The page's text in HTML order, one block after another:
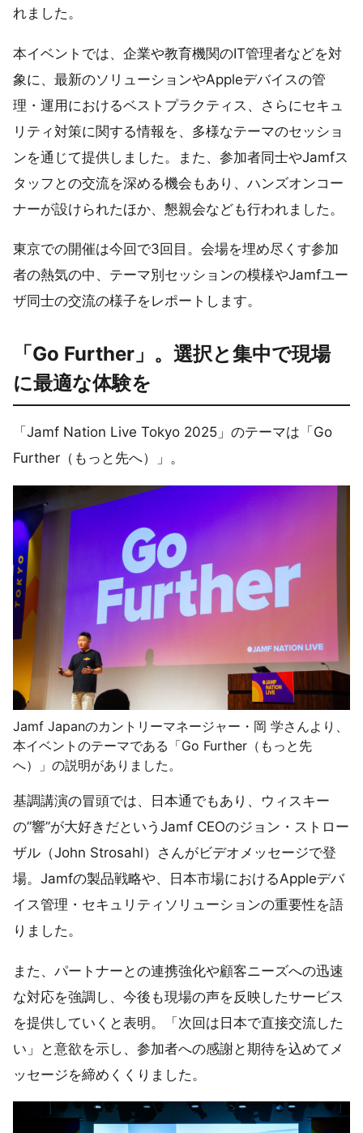
れました。
本イベントでは、企業や教育機関のIT管理者などを対
象に、最新のソリューションやAppleデバイスの管
理・運用におけるベストプラクティス、さらにセキュ
リティ対策に関する情報を、多様なテーマのセッショ
ンを通じて提供しました。また、参加者同士やJamfス
タッフとの交流を深める機会もあり、ハンズオンコー
ナーが設けられたほか、懇親会なども行われました。
東京での開催は今回で3回目。会場を埋め尽くす参加
者の熱気の中、テーマ別セッションの模様やJamfユー
ザ同士の交流の様子をレポートします。
「Go Further」。選択と集中で現場
に最適な体験を
「Jamf Nation Live Tokyo 2025」のテーマは「Go
Further（もっと先へ）」。
Jamf Japanのカントリーマネージャー・岡 学さんより、
本イベントのテーマである「Go Further（もっと先
へ）」の説明がありました。
基調講演の冒頭では、日本通でもあり、ウィスキー
の”響”が大好きだというJamf CEOのジョン・ストロー
ザル（John Strosahl）さんがビデオメッセージで登
場。Jamfの製品戦略や、日本市場におけるAppleデバ
イス管理・セキュリティソリューションの重要性を語
りました。
また、パートナーとの連携強化や顧客ニーズへの迅速
な対応を強調し、今後も現場の声を反映したサービス
を提供していくと表明。「次回は日本で直接交流した
い」と意欲を示し、参加者への感謝と期待を込めてメ
ッセージを締めくくりました。